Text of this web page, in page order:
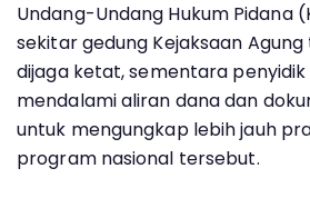
Undang-Undang Hukum Pidana
sekitar gedung Kejaksaan
dijaga ketat, sementara
mendalami aliran dana dan
untuk mengungkap lebih jauh
program nasional tersebut.